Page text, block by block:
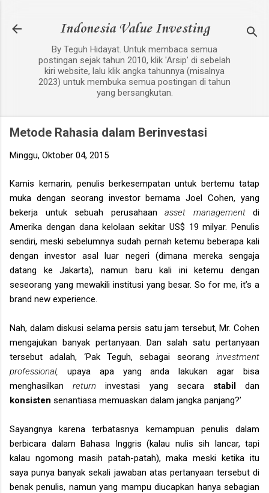
Indonesia Value Investing
By Teguh Hidayat. Untuk membaca semua
postingan sejak tahun 2010, klik 'Arsip' di sebelah
kiri website, lalu klik angka tahunnya (misalnya
2023) untuk membuka semua postingan di tahun
yang bersangkutan.
Metode Rahasia dalam Berinvestasi
Minggu, Oktober 04, 2015
Kamis kemarin, penulis berkesempatan untuk bertemu tatap
muka dengan seorang investor bernama Joel Cohen, yang
bekerja untuk sebuah perusahaan asset management di
Amerika dengan dana kelolaan sekitar US$ 19 milyar. Penulis
sendiri, meski sebelumnya sudah pernah ketemu beberapa kali
dengan investor asal luar negeri (dimana mereka sengaja
datang ke Jakarta), namun baru kali ini ketemu dengan
seseorang yang mewakili institusi yang besar. So for me, it’s a
brand new experience.
Nah, dalam diskusi selama persis satu jam tersebut, Mr. Cohen
mengajukan banyak pertanyaan. Dan salah satu pertanyaan
tersebut adalah, ‘Pak Teguh, sebagai seorang investment
professional, upaya apa yang anda lakukan agar bisa
menghasilkanreturninvestasi yang secara stabildan
konsisten senantiasa memuaskan dalam jangka panjang?’
Sayangnya karena terbatasnya kemampuan penulis dalam
berbicara dalam Bahasa Inggris (kalau nulis sih lancar, tapi
kalau ngomong masih patah-patah), maka meski ketika itu
saya punya banyak sekali jawaban atas pertanyaan tersebut di
benak penulis, namun yang mampu diucapkan hanya sebagian